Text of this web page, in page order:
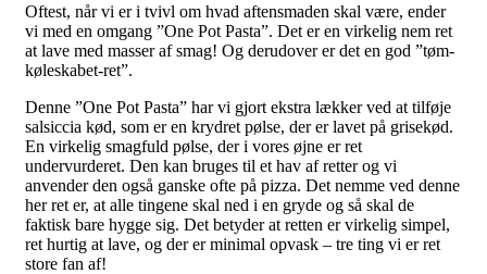
Oftest, når vi er i tvivl om hvad aftensmaden skal være, ender
vi med en omgang ”One Pot Pasta”. Det er en virkelig nem ret
at lave med masser af smag! Og derudover er det en god ”tøm-
køleskabet-ret”.
Denne ”One Pot Pasta” har vi gjort ekstra lækker ved at tilføje
salsiccia kød, som er en krydret pølse, der er lavet på grisekød.
En virkelig smagfuld pølse, der i vores øjne er ret
undervurderet. Den kan bruges til et hav af retter og vi
anvender den også ganske ofte på pizza. Det nemme ved denne
her ret er, at alle tingene skal ned i en gryde og så skal de
faktisk bare hygge sig. Det betyder at retten er virkelig simpel,
ret hurtig at lave, og der er minimal opvask – tre ting vi er ret
store fan af!